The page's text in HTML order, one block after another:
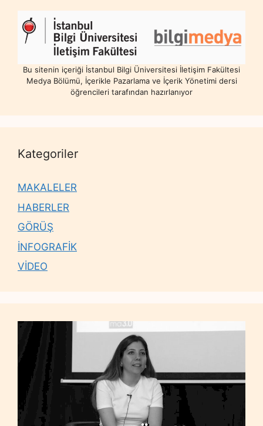
Bu sitenin içeriği İstanbul Bilgi Üniversitesi İletişim Fakültesi
Medya Bölümü, İçerikle Pazarlama ve İçerik Yönetimi dersi
öğrencileri tarafından hazırlanıyor
Kategoriler
MAKALELER
HABERLER
GÖRÜŞ
İNFOGRAFİK
VİDEO